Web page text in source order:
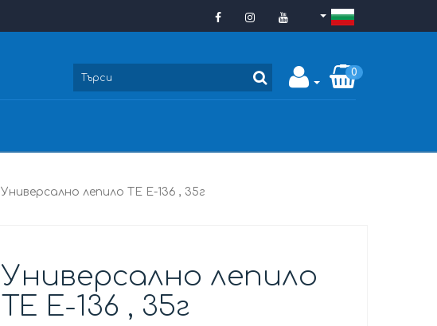
0
Универсално лепило TE E-136 , 35г
Универсално лепило
TE E-136 , 35г